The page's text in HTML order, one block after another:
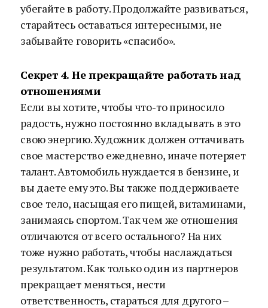
убегайте в работу. Продолжайте развиваться,
старайтесь оставаться интересными, не
забывайте говорить «спасибо».
Секрет 4. Не прекращайте работать над
отношениями
Если вы хотите, чтобы что-то приносило
радость, нужно постоянно вкладывать в это
свою энергию. Художник должен оттачивать
свое мастерство ежедневно, иначе потеряет
талант. Автомобиль нуждается в бензине, и
вы даете ему это. Вы также поддерживаете
свое тело, насыщая его пищей, витаминами,
занимаясь спортом. Так чем же отношения
отличаются от всего остального? На них
тоже нужно работать, чтобы наслаждаться
результатом. Как только один из партнеров
прекращает меняться, нести
ответственность, стараться для другого –